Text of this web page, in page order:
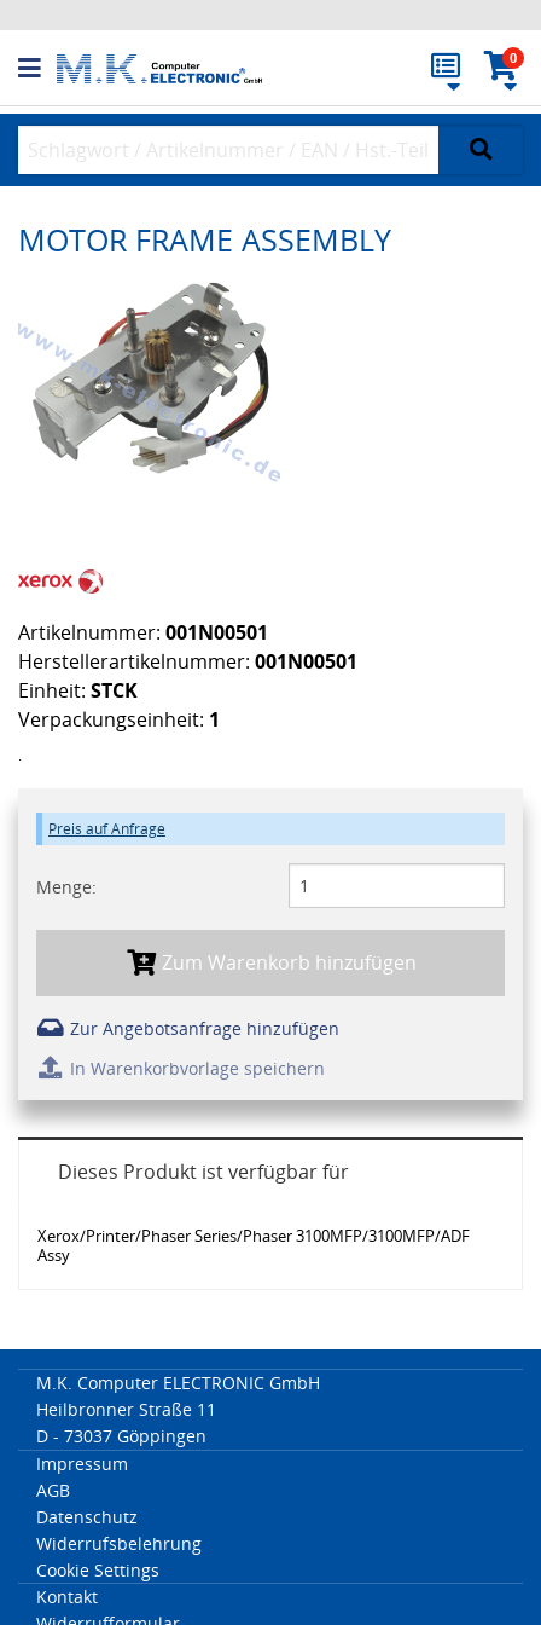
0
MOTOR FRAME ASSEMBLY
Artikelnummer: 001N00501
Herstellerartikelnummer: 001N00501
Einheit: STCK
Verpackungseinheit: 1
.
Preis auf Anfrage
Menge:
Zum Warenkorb hinzufügen
Zur Angebotsanfrage hinzufügen
In Warenkorbvorlage speichern
Dieses Produkt ist verfügbar für
Xerox/Printer/Phaser Series/Phaser 3100MFP/3100MFP/ADF
Assy
M.K. Computer ELECTRONIC GmbH
Heilbronner Straße 11
D - 73037 Göppingen
Impressum
AGB
Datenschutz
Widerrufsbelehrung
Cookie Settings
Kontakt